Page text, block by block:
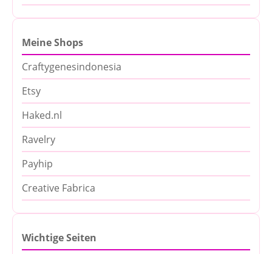
Meine Shops
Craftygenesindonesia
Etsy
Haked.nl
Ravelry
Payhip
Creative Fabrica
Wichtige Seiten